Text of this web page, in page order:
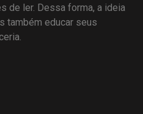
de ler. Dessa forma, a ideia
também educar seus